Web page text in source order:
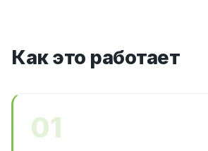
Как это работает
01